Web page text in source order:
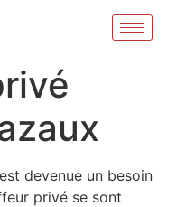
devenue un besoin
privé se sont